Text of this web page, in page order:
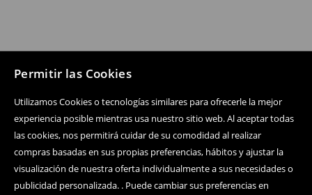
Permitir las Cookies
Utilizamos Cookies o tecnologías similares para ofrecerle la mejor
experiencia posible mientras usa nuestro sitio web. Al aceptar todas
las cookies, nos permitirá cuidar de su comodidad al realizar
compras basadas en sus propias preferencias, hábitos y ajustar la
visualización de nuestra oferta individualmente a sus necesidades o
publicidad personalizada. . Puede cambiar sus preferencias en